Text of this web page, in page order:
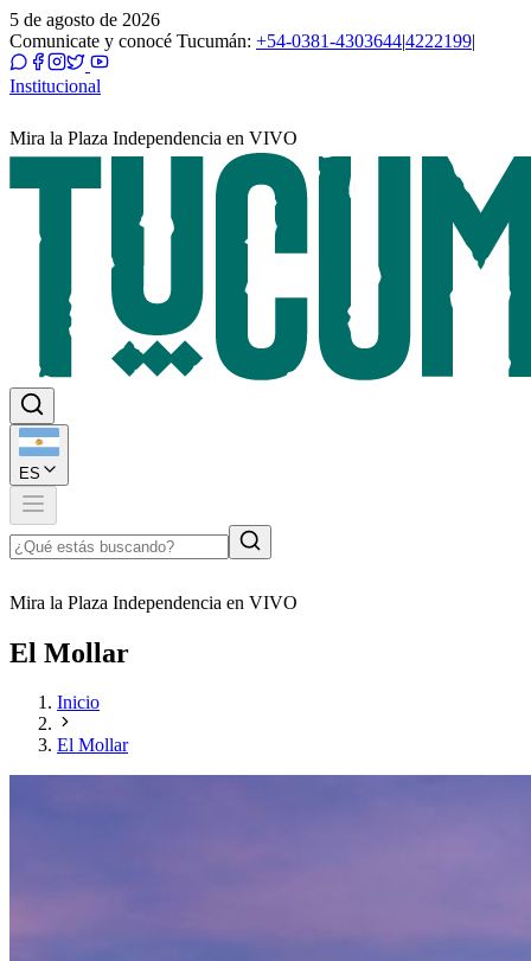
5 de agosto de 2026
Comunicate y conocé Tucumán: +54-0381-4303644|4222199|
Institucional
Mira la Plaza Independencia en VIVO
ES
Mira la Plaza Independencia en VIVO
El Mollar
Inicio
El Mollar